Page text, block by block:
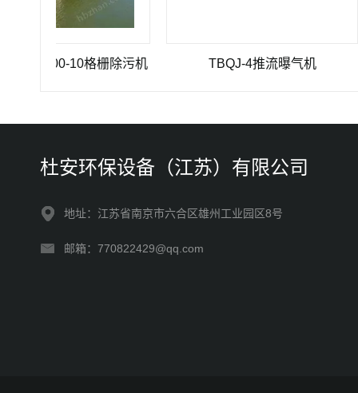
10格栅除污机 TBQJ-4推流曝气机
杜安环保设备（江苏）有限公司
地址：江苏省南京市六合区雄州工业园区8号
邮箱：770822429@qq.com